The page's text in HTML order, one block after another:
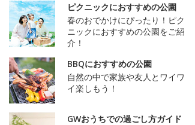
ピクニックにおすすめの公園
春のおでかけにぴったり！ピク
ニックにおすすめの公園をご紹
介！
BBQにおすすめの公園
自然の中で家族や友人とワイワ
イ楽しもう！
GWおうちでの過ごし方ガイド